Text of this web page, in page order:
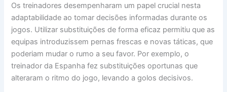
Os treinadores desempenharam um papel crucial nesta
adaptabilidade ao tomar decisões informadas durante os
jogos. Utilizar substituições de forma eficaz permitiu que as
equipas introduzissem pernas frescas e novas táticas, que
poderiam mudar o rumo a seu favor. Por exemplo, o
treinador da Espanha fez substituições oportunas que
alteraram o ritmo do jogo, levando a golos decisivos.